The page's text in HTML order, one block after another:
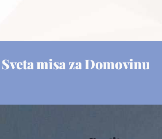
Sveta misa za Domovinu